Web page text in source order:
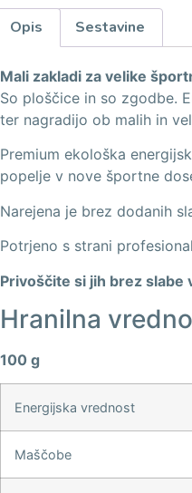
Opis Sestavine
Mali zakladi za velike
So ploščice in so zgodbe.
ter nagradijo ob malih in
Premium ekološka
popelje v nove športne
Narejena je brez dodanih
Potrjeno s strani
Privoščite si jih brez slabe
Hranilna
100 g
Energijska vrednost
Maščobe